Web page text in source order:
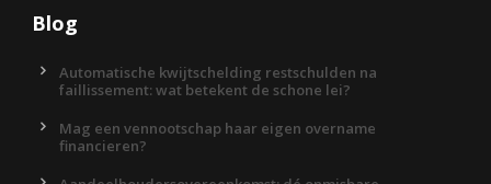
Blog
Automatische kwijtschelding restschulden na
faillissement: wat betekent de schone lei?
Mag een vennootschap haar eigen overname
financieren?